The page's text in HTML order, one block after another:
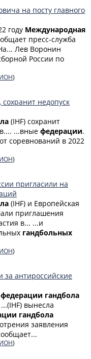
на посту главного
году Международная
пресс-служба
Лев Воронин
России по
)
недопуск
(IHF) сохранит
...вные федерации.
соревнований в 2022
)
пригласили на
(IHF) и Европейская
приглашения
в... ...и
гандбольных
)
за антироссийские
федерации гандбола
вынесла
гандбола
заявления
)